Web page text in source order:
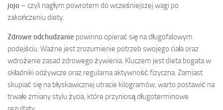
jojo – czyli nagłym powrotem do wcześniejszej wagi po
zakończeniu diety.
Zdrowe odchudzanie powinno opierać się na długofalowym
podejściu. Ważne jest zrozumienie potrzeb swojego ciała oraz
wdrożenie zasad zdrowego żywienia. Kluczem jest dieta bogata w
składniki odżywcze oraz regularna aktywność fizyczna. Zamiast
skupiać się na błyskawicznej utracie kilogramów, warto postawić na
trwałe zmiany stylu życia, które przyniosą długoterminowe